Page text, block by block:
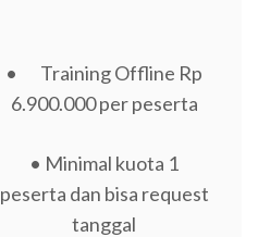
• Training Offline Rp
6.900.000 per peserta
• Minimal kuota 1
peserta dan bisa request
tanggal